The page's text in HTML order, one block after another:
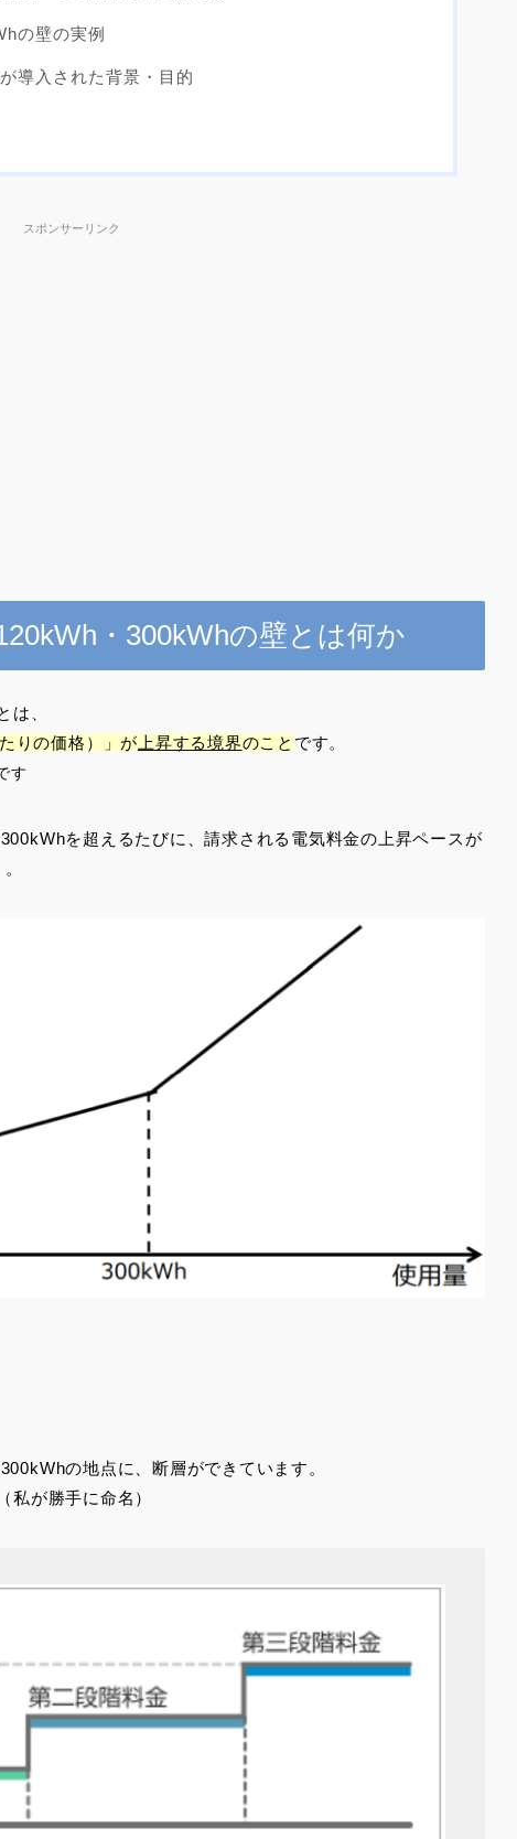
の壁の実例
導入された背景・目的
スポンサーリンク
・300kWhの壁とは何か
は、
りの価格）」が 上昇する境界のこと です。
す
を超えるたびに、請求される電気料金の上昇ペースが
の地点に、断層ができています。
私が勝手に命名）